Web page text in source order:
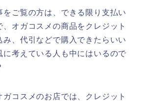
をご覧の方は、できる限り支払い
、オガコスメの商品をクレジット
み、代引などで購入できたらいい
に考えている人も中にはいるので
コスメのお店では、クレジット